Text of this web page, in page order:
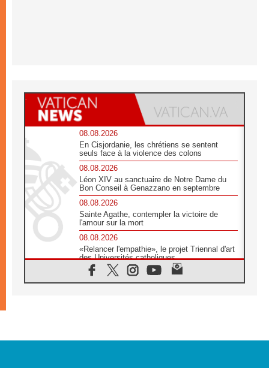
08.08.2026
En Cisjordanie, les chrétiens se sentent
seuls face à la violence des colons
08.08.2026
Léon XIV au sanctuaire de Notre Dame du
Bon Conseil à Genazzano en septembre
08.08.2026
Sainte Agathe, contempler la victoire de
l'amour sur la mort
08.08.2026
«Relancer l'empathie», le projet Triennal d'art
des Universités catholiques
08.08.2026
Signis 2026, donner la parole aux religieuses
07.08.2026